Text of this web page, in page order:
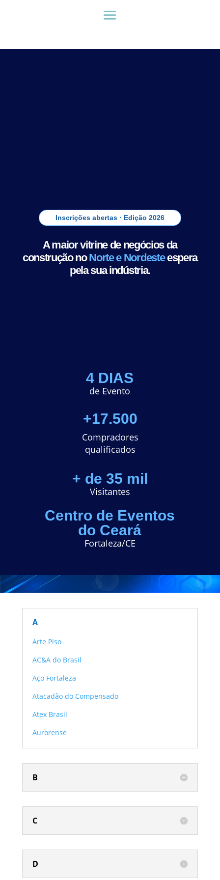
Inscrições abertas · Edição 2026
A maior vitrine de negócios da
construção noNorte e Nordesteespera
pela sua indústria.
4 DIAS
de Evento
+17.500
Compradores
qualificados
+ de 35 mil
Visitantes
Centro de Eventos
do Ceará
Fortaleza/CE
CATÁLO
GO 2025
A
Arte Piso
AC&A do Brasil
Aço Fortaleza
Atacadão do Compensado
Atex Brasil
Aurorense
B
C
D